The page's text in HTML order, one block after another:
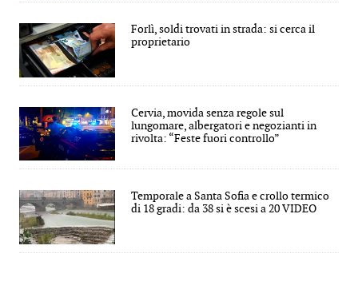
Forlì, soldi trovati in strada: si cerca il
proprietario
Cervia, movida senza regole sul
lungomare, albergatori e negozianti in
rivolta: “Feste fuori controllo”
Temporale a Santa Sofia e crollo termico
di 18 gradi: da 38 si è scesi a 20 VIDEO